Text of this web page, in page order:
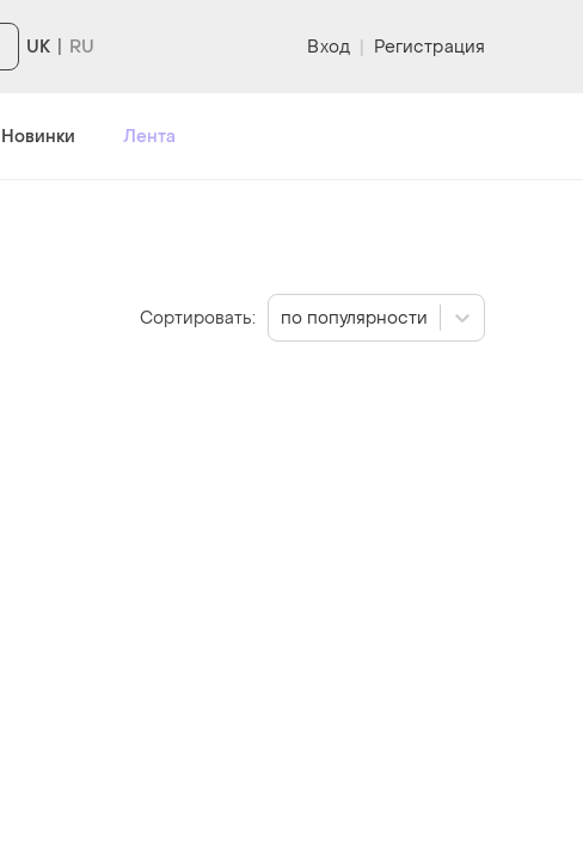
UK Вход | Регистрация
Новинки Лента
Сортировать: по популярности